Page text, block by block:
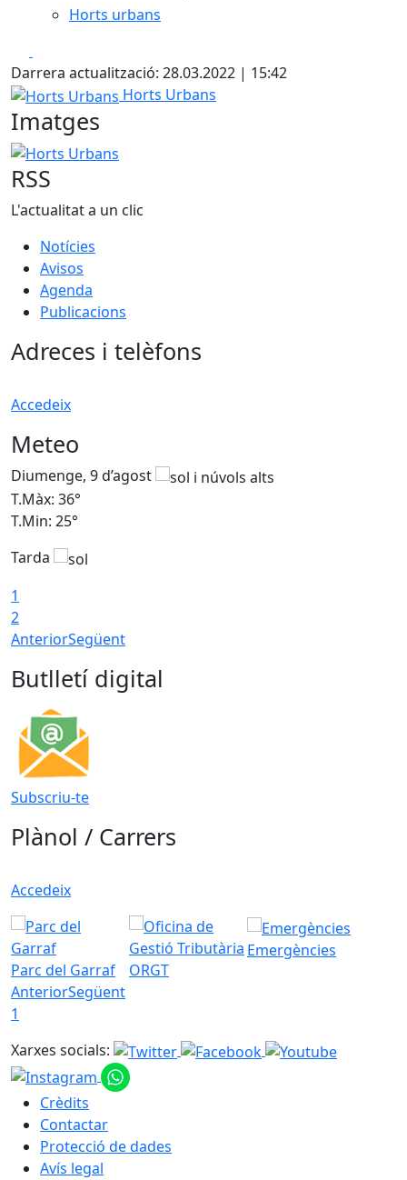
Horts urbans
Darrera actualització: 28.03.2022 | 15:42
Horts Urbans
Horts Urbans
Imatges
Horts Urbans
RSS
L'actualitat a un clic
Notícies
Avisos
Agenda
Publicacions
Adreces i telèfons
Accedeix
Meteo
Diumenge, 9 d’agost
T.Màx: 36°
T.Min: 25°
Tarda
1
2
AnteriorSegüent
Butlletí digital
Subscriu-te
Plànol / Carrers
Accedeix
Parc del Garraf ORGT
Emergències
AnteriorSegüent
1
Xarxes socials:
Crèdits
Contactar
Protecció de dades
Avís legal